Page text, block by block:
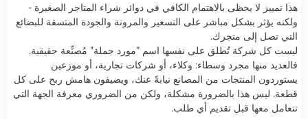
هذا تمييز لا يحظى بالاهتمام الكافي في دوائر شراء المتاجر الصغيرة -
ولكنه يؤثر بشكل مباشر على التسعير والمرونة والجودة المتسقة للبضائع
التي تصل إلى متجرك.
ليست كل شركة تُطلق على نفسها اسم "مورد جملة" مُصنِّعة حقيقية.
فالعديد منها مجرد وسطاء: وكلاء، أو شركات تجارية، أو موزعين
يستوردون المنتجات من المصانع نيابةً عنك، ويضيفون هامش ربح على كل
قطعة. ليس هذا بالضرورة مشكلة، ولكن من الضروري معرفة الجهة التي
تتعامل معها قبل تقديم أي طلب.